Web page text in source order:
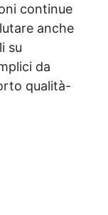
continue
anche
su
da
qualità-